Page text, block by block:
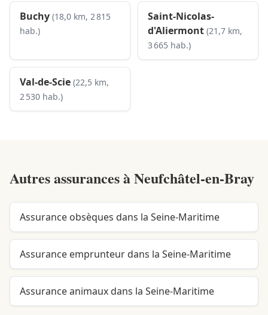
Buchy (18,0 km, 2 815
hab.)
Saint-Nicolas-
d'Aliermont (21,7 km,
3 665 hab.)
Val-de-Scie (22,5 km,
2 530 hab.)
Autres assurances àNeufchâtel-en-Bray
Assurance obsèques dans la Seine-Maritime
Assurance emprunteur dans la Seine-Maritime
Assurance animaux dans la Seine-Maritime